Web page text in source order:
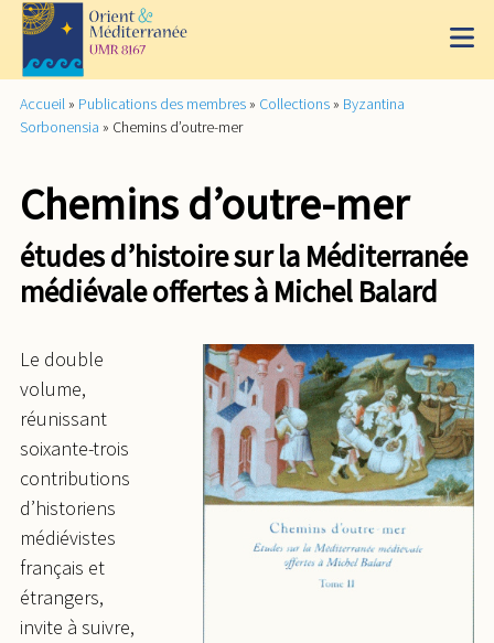
Accueil » Publications des membres » Collections » Byzantina
Sorbonensia » Chemins d’outre-mer
Chemins d’outre-mer
études d’histoire sur la Méditerranée
médiévale offertes à Michel Balard
Le double
volume,
réunissant
soixante-trois
contributions
d’historiens
médiévistes
français et
étrangers,
invite à suivre,